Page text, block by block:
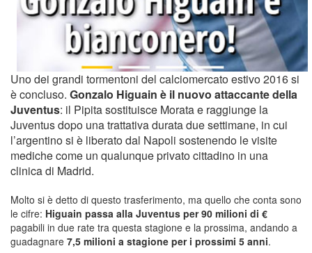
Uno dei grandi tormentoni del calciomercato estivo 2016 si
è concluso. Gonzalo Higuain è il nuovo attaccante della
Juventus: il Pipita sostituisce Morata e raggiunge la
Juventus dopo una trattativa durata due settimane, in cui
l’argentino si è liberato dal Napoli sostenendo le visite
mediche come un qualunque privato cittadino in una
clinica di Madrid.
Molto si è detto di questo trasferimento, ma quello che conta sono
le cifre: Higuain passa alla Juventus per 90 milioni di €
pagabili in due rate tra questa stagione e la prossima, andando a
guadagnare 7,5 milioni a stagione per i prossimi 5 anni.